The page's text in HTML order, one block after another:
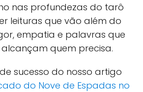
nas profundezas do tarô
leituras que vão além do
empatia e palavras que
quem precisa.
sucesso do nosso artigo
do Nove de Espadas no